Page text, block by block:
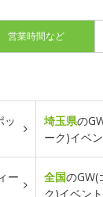
営業時間など
ッ
埼玉県の
ーク)イベ
ー
全国のGW(
ク)イベン